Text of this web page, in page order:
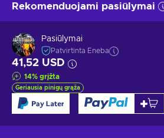
Rekomenduojami pasiūlymai
Pasiūlymai
Patvirtinta Eneba
41,52 USD
14% grįžta
Geriausia pinigų grąža